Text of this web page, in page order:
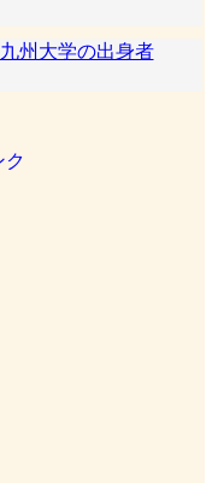
州大学の出身者
ク